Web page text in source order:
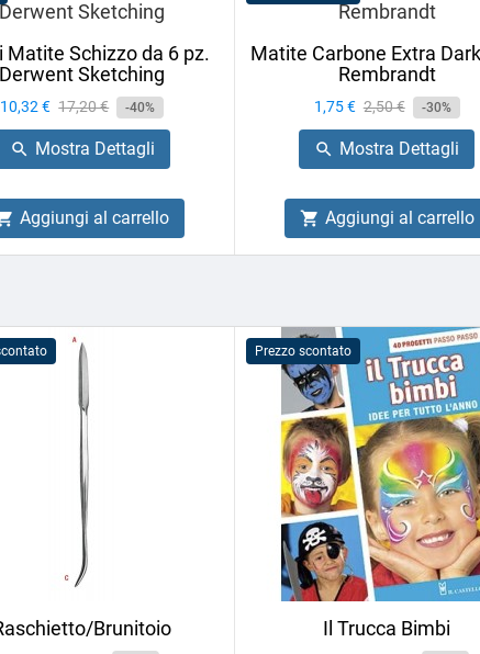
Matite Schizzo da 6 pz.
Derwent Sketching
Prezzo
10,32 € Prezzo
base
17,20 € -40%
 Mostra Dettagli
Aggiungi al carrello
Matite Carbone Extra
Rembrandt
Prezzo
1,75 € Prezzo
base
2,50 € -30%
 Mostra Dettagli
 Aggiungi al carrello
Brunitoio
Prezzo scontato
Il Trucca Bimbi